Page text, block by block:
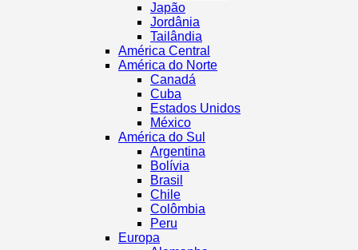
Japão
Jordânia
Tailândia
América Central
América do Norte
Canadá
Cuba
Estados Unidos
México
América do Sul
Argentina
Bolívia
Brasil
Chile
Colômbia
Peru
Europa